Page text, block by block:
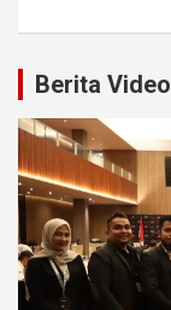
Berita Video